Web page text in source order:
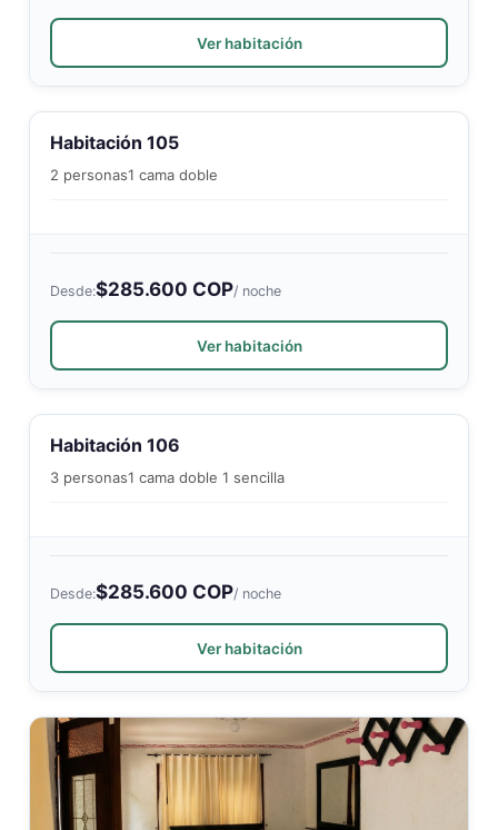
Ver habitación
Habitación 105
2 personas1 cama doble
Desde:$285.600 COP/ noche
Ver habitación
Habitación 106
3 personas1 cama doble 1 sencilla
Desde:$285.600 COP/ noche
Ver habitación